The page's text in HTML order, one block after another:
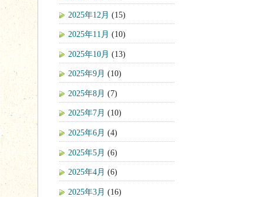
2025年12月 (15)
2025年11月 (10)
2025年10月 (13)
2025年9月 (10)
2025年8月 (7)
2025年7月 (10)
2025年6月 (4)
2025年5月 (6)
2025年4月 (6)
2025年3月 (16)